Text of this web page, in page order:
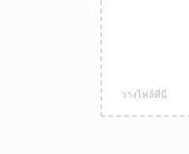
วางไฟล์ที่นี่